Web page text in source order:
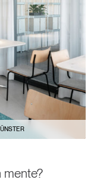
mente?